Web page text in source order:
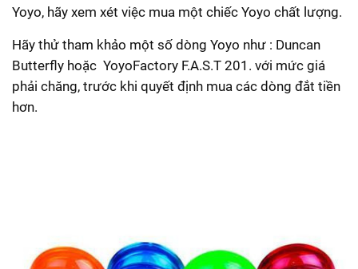
Yoyo, hãy xem xét việc mua một chiếc Yoyo chất lượng.
Hãy thử tham khảo một số dòng Yoyo như : Duncan
Butterfly hoặc YoyoFactory F.A.S.T 201. với mức giá
phải chăng, trước khi quyết định mua các dòng đắt tiền
hơn.